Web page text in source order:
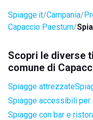
Spiagge.it Campania
Capaccio Paestum
Scopri le diverse
comune di
Spiagge attrezzate
Spiagge accessibili
Spiagge con bar e